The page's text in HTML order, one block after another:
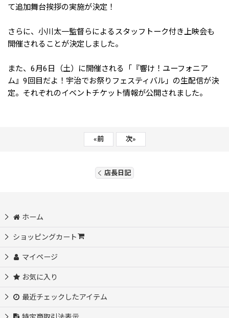
て追加舞台挨拶の実施が決定！
さらに、小川太一監督らによるスタッフトーク付き上映会も
開催されることが決定しました。
また、6月6日（土）に開催される「『響け！ユーフォニア
ム』9回目だよ！宇治でお祭りフェスティバル」の生配信が決
定。それぞれのイベントチケット情報が公開されました。
«前 次»
店長日記
ホーム
ショッピングカート
マイページ
お気に入り
最近チェックしたアイテム